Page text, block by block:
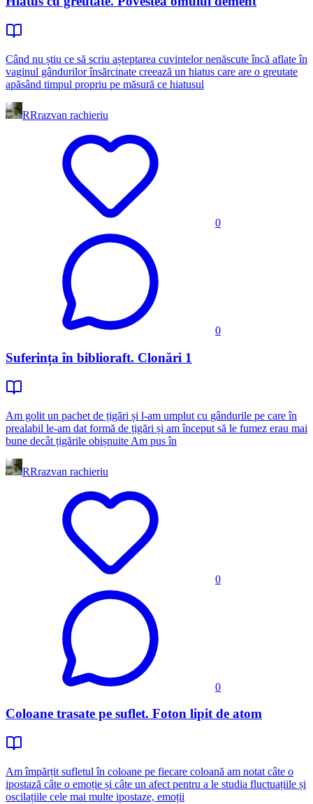
Când nu știu ce să scriu așteptarea cuvintelor nenăscute încă aflate în
vaginul gândurilor însărcinate creează un hiatus care are o greutate
apăsând timpul propriu pe măsură ce hiatusul
RRrazvan rachieriu
0
0
Suferința în biblioraft. Clonări 1
Am golit un pachet de țigări și l-am umplut cu gândurile pe care în
prealabil le-am dat formă de țigări și am început să le fumez erau mai
bune decât țigările obișnuite Am pus în
RRrazvan rachieriu
0
0
Coloane trasate pe suflet. Foton lipit de atom
Am împărțit sufletul în coloane pe fiecare coloană am notat câte o
ipostază câte o emoție și câte un afect pentru a le studia fluctuațiile și
oscilațiile cele mai multe ipostaze, emoții